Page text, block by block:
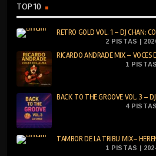
TOP 10
RETRO GOLD VOL. 1 – DJ CHAN:
2 PISTAS |
RICARDO ANDRADE MIX – VOCES
1
BACK TO THE GROOVE VOL. 3 –
4
TAMBOR DE LA TRIBU MIX–
1 PISTAS |